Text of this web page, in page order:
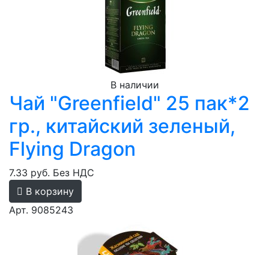
В наличии
Чай "Greenfield" 25 пак*2
гр., китайский зеленый,
Flying Dragon
7.33 руб. Без НДС
В корзину
Арт. 9085243